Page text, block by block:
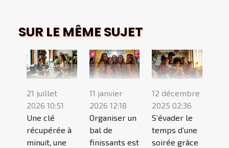
SUR LE MÊME SUJET
21 juillet
2026 10:51
Une clé
récupérée à
minuit, une
11 janvier
2026 12:18
Organiser un
bal de
finissants est
12 décembre
2025 02:36
S’évader le
temps d’une
soirée grâce